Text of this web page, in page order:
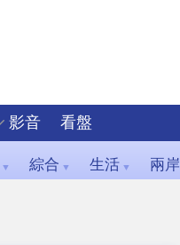
影音 看盤
▼ 綜合 ▼ 生活 ▼ 兩岸